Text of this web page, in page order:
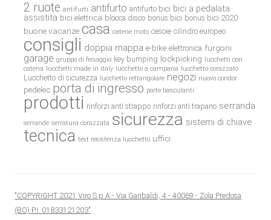
2 ruote antifurti antifurto antifurto bici bici a pedalata
assistita bici elettrica blocca disco bonus bici bonus bici 2020
buone vacanze casa catene moto cesoie cilindro europeo
consigli doppia mappa e-bike elettronica furgoni
garage gruppo di fissaggio key bumping lockpicking
lucchetti con
catena
lucchetti made in italy lucchetto a campana lucchetto corazzato
Lucchetto di sicurezza lucchetto rettangolare negozi nuovo condor
pedelec porta di ingresso porte basculanti
prodotti rinforzi anti strappo rinforzi anti trapano serranda
serrande serratura corazzata sicurezza sistemi di chiave
tecnica test resistenza lucchetto uffici
"COPYRIGHT 2021 Viro S.p.A.- Via Garibaldi, 4 - 40069 - Zola Predosa
(BO) P.I. 01833121203"